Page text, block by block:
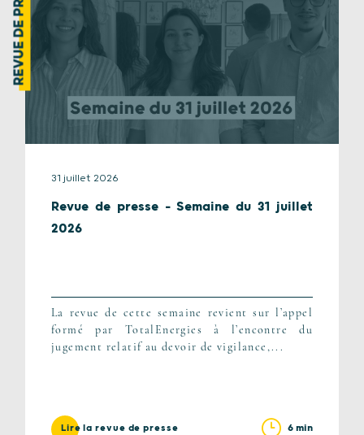
REVUE DE PRESSE
31 juillet 2026
Revue de presse – Semaine du 31 juillet
2026
La revue de cette semaine revient sur l’appel
formé par TotalEnergies à l’encontre du
jugement relatif au devoir de vigilance,...
Lire la revue de presse 6 min